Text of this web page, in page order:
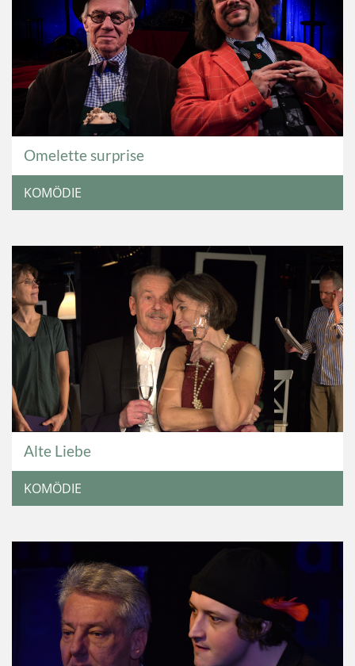
Omelette surprise
KOMÖDIE
Alte Liebe
KOMÖDIE